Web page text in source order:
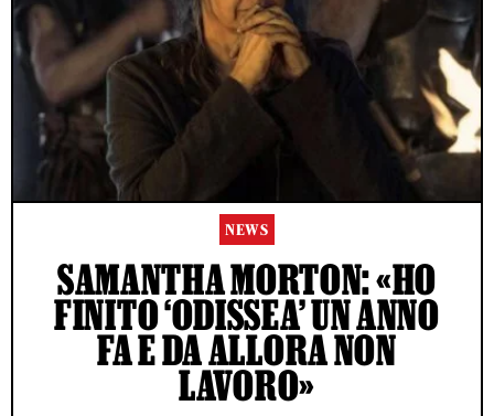
NEWS
SAMANTHA MORTON: «HO
FINITO ‘ODISSEA’ UN ANNO
FA E DA ALLORA NON
LAVORO»